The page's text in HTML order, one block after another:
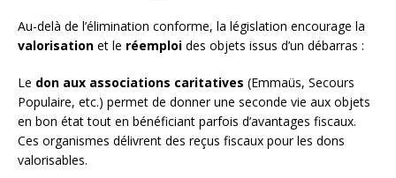
Au-delà de l’élimination conforme, la législation encourage la
valorisation et le réemploi des objets issus d’un débarras :
Le don aux associations caritatives (Emmaüs, Secours
Populaire, etc.) permet de donner une seconde vie aux objets
en bon état tout en bénéficiant parfois d’avantages fiscaux.
Ces organismes délivrent des reçus fiscaux pour les dons
valorisables.